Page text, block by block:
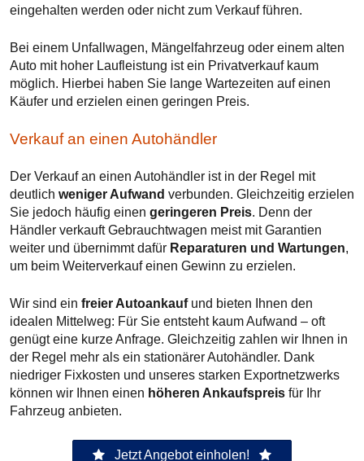
eingehalten werden oder nicht zum Verkauf führen.
Bei einem Unfallwagen, Mängelfahrzeug oder einem alten
Auto mit hoher Laufleistung ist ein Privatverkauf kaum
möglich. Hierbei haben Sie lange Wartezeiten auf einen
Käufer und erzielen einen geringen Preis.
Verkauf an einen Autohändler
Der Verkauf an einen Autohändler ist in der Regel mit
deutlich weniger Aufwand verbunden. Gleichzeitig erzielen
Sie jedoch häufig einen geringeren Preis. Denn der
Händler verkauft Gebrauchtwagen meist mit Garantien
weiter und übernimmt dafür Reparaturen und Wartungen,
um beim Weiterverkauf einen Gewinn zu erzielen.
Wir sind ein freier Autoankaufund bieten Ihnen den
idealen Mittelweg: Für Sie entsteht kaum Aufwand – oft
genügt eine kurze Anfrage. Gleichzeitig zahlen wir Ihnen in
der Regel mehr als ein stationärer Autohändler. Dank
niedriger Fixkosten und unseres starken Exportnetzwerks
können wir Ihnen einen höheren Ankaufspreis für Ihr
Fahrzeug anbieten.
Jetzt Angebot einholen!